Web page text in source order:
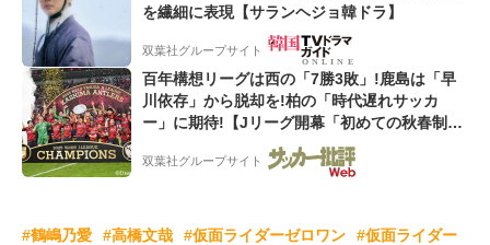
を繊細に表現【サランヘジョ韓ドラ】
双葉社グループサイト
百年構想リーグは西の「7勝3敗」!鹿島は「早
川依存」から脱却を!柏の「時代遅れサッカ
ー」に期待!【Jリーグ開幕「初めての秋春制」
双葉社グループサイト
#鶴嶋乃愛 #高橋文哉 #仮面ライダーゼロワン #仮面ライダー